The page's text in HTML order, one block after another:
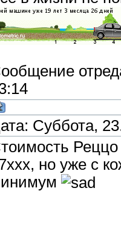
Суббота,
Реццо
но уже с